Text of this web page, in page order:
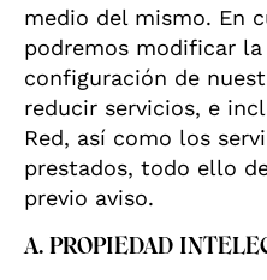
medio del mismo. En
podremos modificar
configuración de
reducir servicios, e
Red, así como los
prestados, todo ello
previo aviso.
A. PROPIEDAD